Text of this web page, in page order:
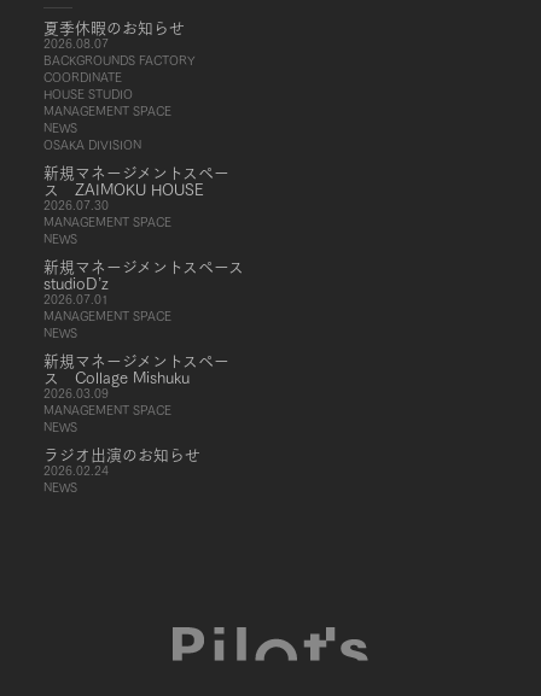
夏季休暇のお知らせ
2026.08.07
BACKGROUNDS FACTORY
COORDINATE
HOUSE STUDIO
MANAGEMENT SPACE
NEWS
OSAKA DIVISION
新規マネージメントスペー
ス ZAIMOKU HOUSE
2026.07.30
MANAGEMENT SPACE
NEWS
新規マネージメントスペース
studioD’z
2026.07.01
MANAGEMENT SPACE
NEWS
新規マネージメントスペー
ス Collage Mishuku
2026.03.09
MANAGEMENT SPACE
NEWS
ラジオ出演のお知らせ
2026.02.24
NEWS